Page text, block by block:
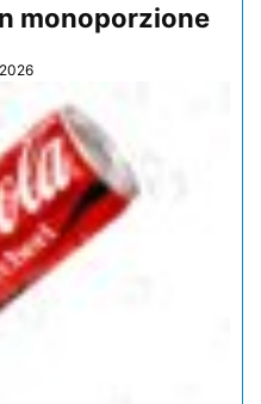
monoporzione